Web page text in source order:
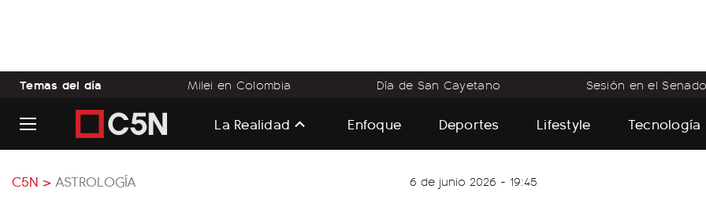
Temas del día Milei en Colombia Día de San Cayetano Sesión en el Senado
La Realidad Enfoque Deportes Lifestyle Tecnología
C5N > ASTROLOGÍA 6 de junio 2026 - 19:45